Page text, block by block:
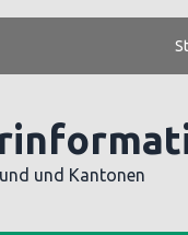
und Kantonen